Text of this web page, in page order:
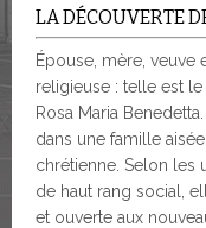
LA DÉCOUVERTE
Épouse, mère, veuve
religieuse : telle est le
Rosa Maria
dans une famille
chrétienne. Selon les
de haut rang social,
et ouverte aux